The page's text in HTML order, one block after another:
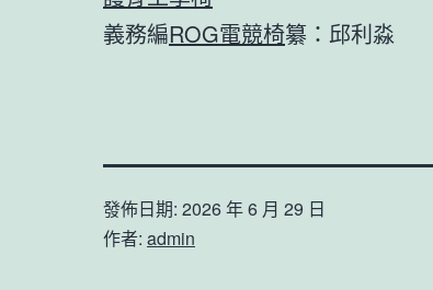
義務編ROG電競椅纂：邱利淼
發佈日期: 2026 年 6 月 29 日
作者: admin